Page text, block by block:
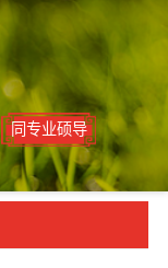
同专业硕导